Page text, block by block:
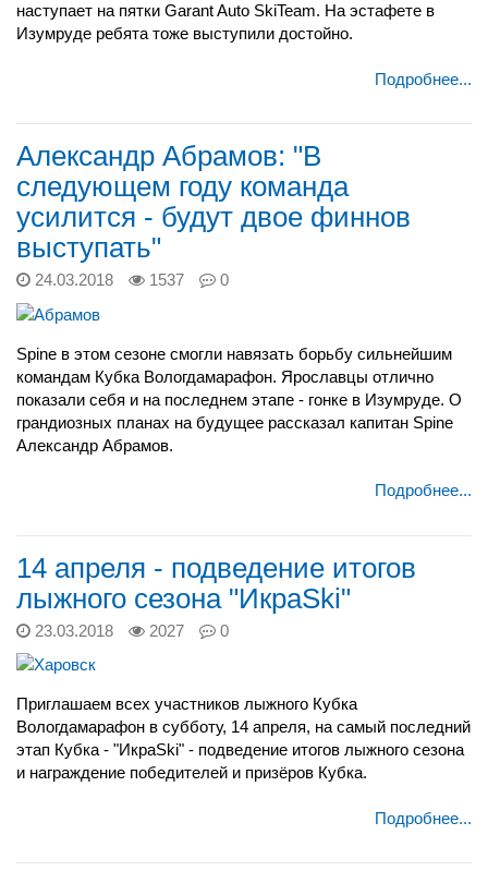
наступает на пятки Garant Auto SkiTeam. На эстафете в
Изумруде ребята тоже выступили достойно.
Подробнее...
Александр Абрамов: "В
следующем году команда
усилится - будут двое финнов
выступать"
24.03.2018 1537 0
Spine в этом сезоне смогли навязать борьбу сильнейшим
командам Кубка Вологдамарафон. Ярославцы отлично
показали себя и на последнем этапе - гонке в Изумруде. О
грандиозных планах на будущее рассказал капитан Spine
Александр Абрамов.
Подробнее...
14 апреля - подведение итогов
лыжного сезона "ИкраSki"
23.03.2018 2027 0
Приглашаем всех участников лыжного Кубка
Вологдамарафон в субботу, 14 апреля, на самый последний
этап Кубка - "ИкраSki" - подведение итогов лыжного сезона
и награждение победителей и призёров Кубка.
Подробнее...